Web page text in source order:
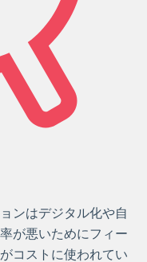
ンはデジタル化や自
が悪いためにフィー
コストに使われてい